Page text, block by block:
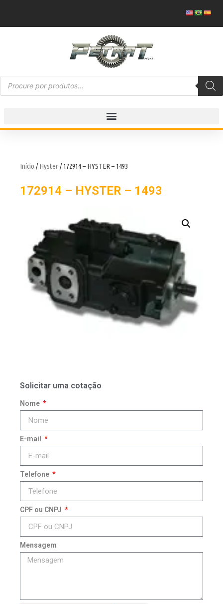
Início /Hyster/ 172914 – HYSTER – 1493
172914 – HYSTER – 1493
Solicitar uma cotação
Nome
E-mail
Telefone
CPF ou CNPJ
Mensagem